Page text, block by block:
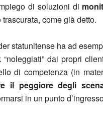
di soluzioni di
come già detto.
statunitense ha ad
dai propri
di competenza (in
il peggiore degli
in un punto